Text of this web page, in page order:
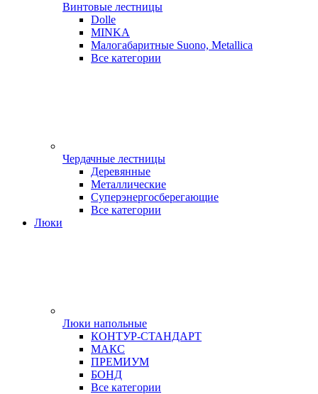
Винтовые лестницы
Dolle
MINKA
Малогабаритные Suono, Metallica
Все категории
Чердачные лестницы
Деревянные
Металлические
Суперэнергосберегающие
Все категории
Люки
Люки напольные
КОНТУР-СТАНДАРТ
МАКС
ПРЕМИУМ
БОНД
Все категории